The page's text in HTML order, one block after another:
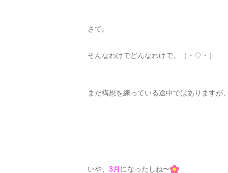
さて。
そんなわけでどんなわけで。（・◇・）
まだ構想を練っている途中ではありますが
いや、 3月 になったしね〜